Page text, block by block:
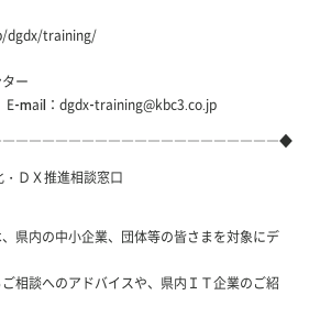
dgdx/training/
ー
mail：dgdx-training@kbc3.co.jp
ＤＸ推進相談窓口
県内の中小企業、団体等の皆さまを対象にデ
相談へのアドバイスや、県内ＩＴ企業のご紹